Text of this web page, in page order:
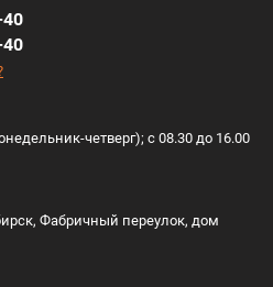
четверг); с 08.30 до 16.00
Фабричный переулок, дом